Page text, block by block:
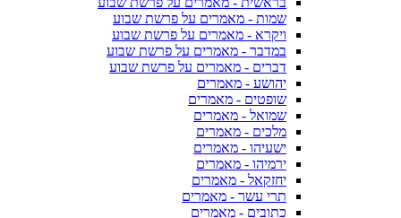
שמות - מאמרים על פרשת שבוע
ויקרא - מאמרים על פרשת שבוע
במדבר - מאמרים על פרשת שבוע
דברים - מאמרים על פרשת שבוע
יהושע - מאמרים
שופטים - מאמרים
שמואל - מאמרים
מלכים - מאמרים
ישעיהו - מאמרים
ירמיהו - מאמרים
יחזקאל - מאמרים
תרי עשר - מאמרים
כתובים - מאמרים